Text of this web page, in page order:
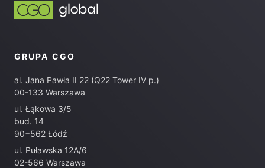
GRUPA CGO
al. Jana Pawła II 22 (Q22 Tower IV p.)
00-133 Warszawa
ul. Łąkowa 3/5
bud. 14
90−562 Łódź
ul. Puławska 12A/6
02-566 Warszawa